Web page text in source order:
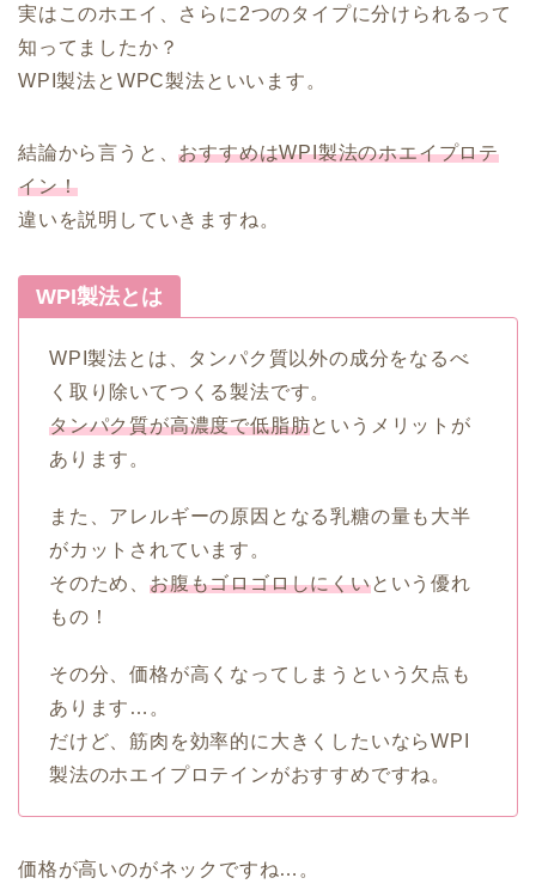
実はこのホエイ、さらに2つのタイプに分けられるって
知ってましたか？
WPI製法とWPC製法といいます。
結論から言うと、おすすめはWPI製法のホエイプロテ
イン！
違いを説明していきますね。
WPI製法とは
WPI製法とは、タンパク質以外の成分をなるべ
く取り除いてつくる製法です。
タンパク質が高濃度で低脂肪というメリットが
あります。
また、アレルギーの原因となる乳糖の量も大半
がカットされています。
そのため、 お腹もゴロゴロしにくいという優れ
もの！
その分、価格が高くなってしまうという欠点も
あります…。
だけど、筋肉を効率的に大きくしたいならWPI
製法のホエイプロテインがおすすめですね。
価格が高いのがネックですね…。